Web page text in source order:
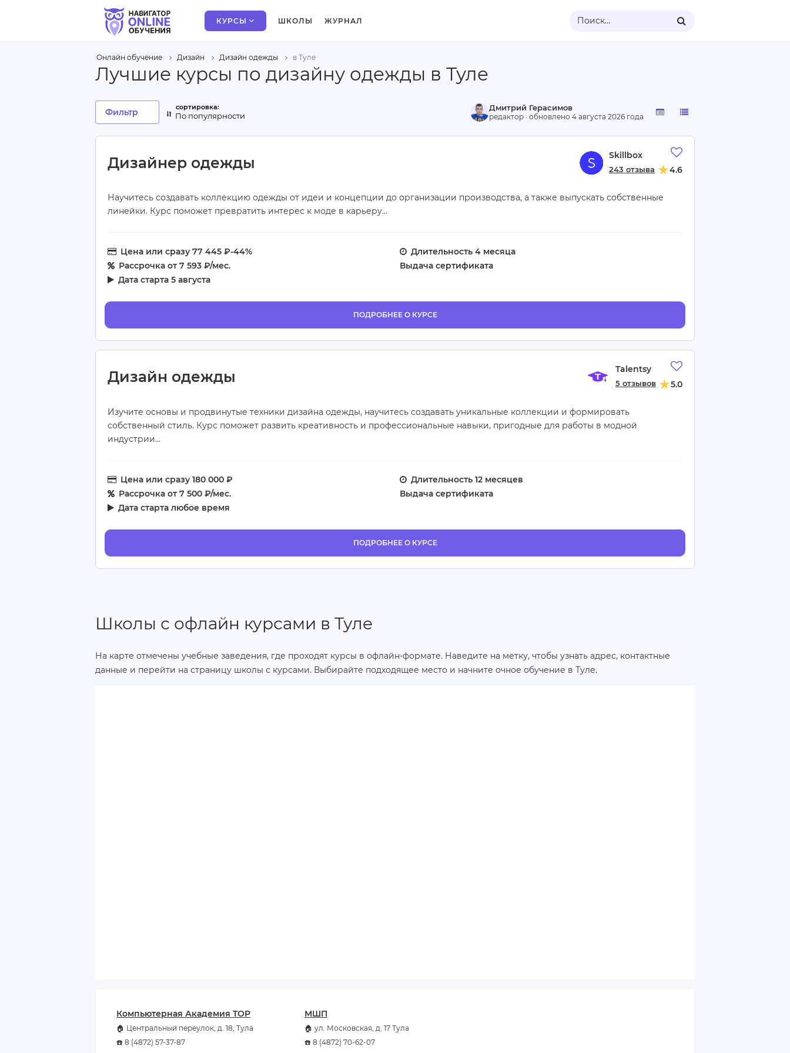
КУРСЫ ШКОЛЫ ЖУРНАЛ Поиск...
Онлайн обучение Дизайн Дизайн одежды в Туле
Лучшие курсы по дизайну одежды в Туле
Дизайнер одежды Skillbox
243 отзыва 4.6
Научитесь создавать коллекцию одежды от идеи и концепции до организации производства, а также выпускать собственные
линейки. Курс поможет превратить интерес к моде в карьеру…
Цена или сразу 77 445 ₽-44%
Рассрочка от 7 593 ₽/мес.
Дата старта 5 августа
Длительность 4 месяца
Выдача сертификата
ПОДРОБНЕЕ О КУРСЕ
Дизайн одежды Talentsy
5 отзывов 5.0
Изучите основы и продвинутые техники дизайна одежды, научитесь создавать уникальные коллекции и формировать
собственный стиль. Курс поможет развить креативность и профессиональные навыки, пригодные для работы в модной
индустрии…
Цена или сразу 180 000 ₽
Рассрочка от 7 500 ₽/мес.
Дата старта любое время
Длительность 12 месяцев
Выдача сертификата
ПОДРОБНЕЕ О КУРСЕ
Дмитрий Герасимов
редактор · обновлено 4 августа 2026 года
Фильтр По популярности
Школы с офлайн курсами в Туле
На карте отмечены учебные заведения, где проходят курсы в офлайн-формате. Наведите на метку, чтобы узнать адрес, контактные
данные и перейти на страницу школы с курсами. Выбирайте подходящее место и начните очное обучение в Туле.
Компьютерная Академия TOP
🏠 Центральный переулок, д. 18, Тула
☎️ 8 (4872) 57-37-87
МШП
🏠 ул. Московская, д. 17 Тула
☎️ 8 (4872) 70-62-07